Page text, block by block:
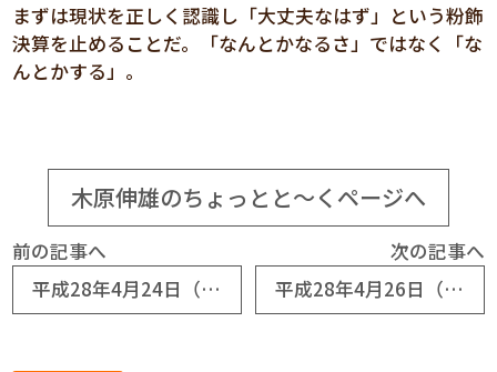
まずは現状を正しく認識し「大丈夫なはず」という粉飾
決算を止めることだ。「なんとかなるさ」ではなく「な
んとかする」。
木原伸雄のちょっとと～くページへ
前の記事へ
平成28年4月24日（№6982） 母の七回忌
次の記事へ
平成28年4月26日（№6984） 空からの救援